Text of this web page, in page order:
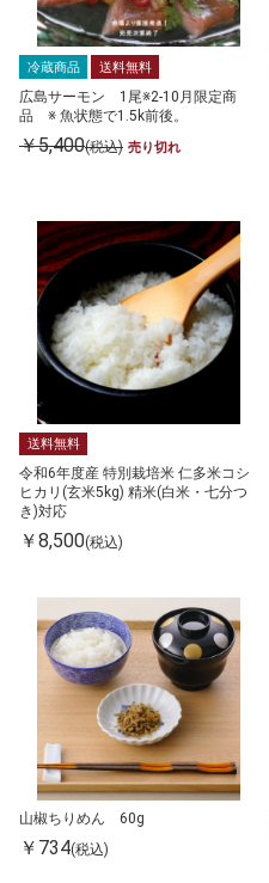
冷蔵商品 送料無料
広島サーモン 1尾※2-10月限定商
品 ※ 魚状態で1.5k前後。
￥5,400(税込) 売り切れ
送料無料
令和6年度産 特別栽培米 仁多米コシ
ヒカリ(玄米5kg) 精米(白米・七分つ
き)対応
￥8,500(税込)
山椒ちりめん 60g
￥734(税込)